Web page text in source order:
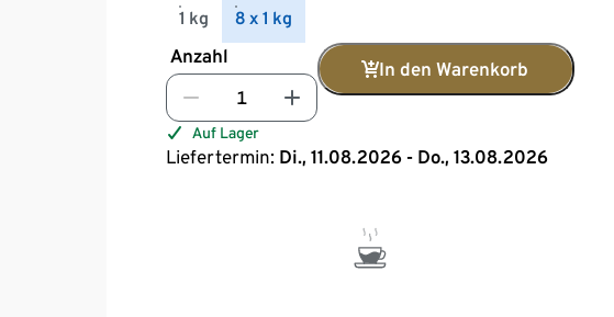
1 kg 8 x 1 kg
Anzahl
In den Warenkorb
Auf Lager
Liefertermin: Di., 11.08.2026 - Do., 13.08.2026